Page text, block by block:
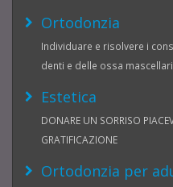
Ortodonzia
Individuare e risolvere i
denti e delle ossa
Estetica
DONARE UN SORRISO
GRATIFICAZIONE
Ortodonzia per